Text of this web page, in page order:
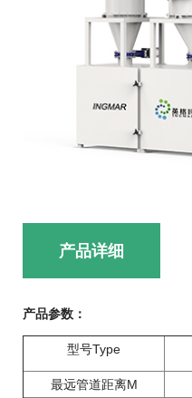
产品详细
产品参数：
型号Type
最远管道距离M